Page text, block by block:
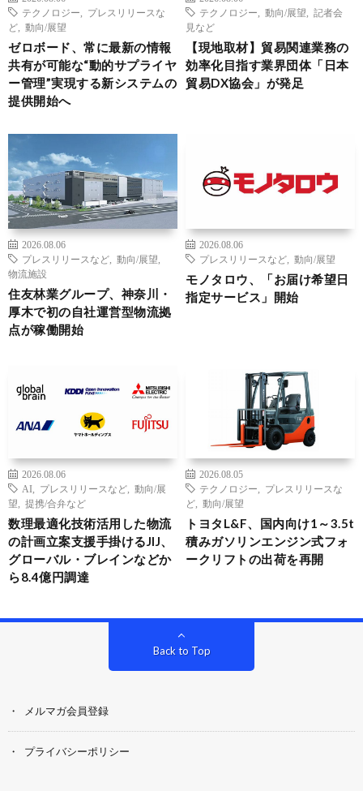
テクノロジー
プレスリリースな
ど
動向/展望
ゼロボード、常に最新の情報
共有が可能な“動的サプライヤ
ー管理”実現する新システムの
提供開始へ
テクノロジー
動向/展望
記者会
見など
【現地取材】貿易関連業務の
効率化目指す業界団体「日本
貿易DX協会」が発足
2026.08.06
プレスリリースなど
動向/展望
物流施設
住友林業グループ、神奈川・
厚木で初の自社運営型物流拠
点が稼働開始
2026.08.06
プレスリリースなど
動向/展望
モノタロウ、「お届け希望日
指定サービス」開始
2026.08.06
AI
プレスリリースなど
動向/展
望
提携/合弁など
数理最適化技術活用した物流
の計画立案支援手掛けるJIJ、
グローバル・ブレインなどか
ら8.4億円調達
2026.08.05
テクノロジー
プレスリリースな
ど
動向/展望
トヨタL&F、国内向け1～3.5t
積みガソリンエンジン式フォ
ークリフトの出荷を再開
Back to Top
メルマガ会員登録
プライバシーポリシー